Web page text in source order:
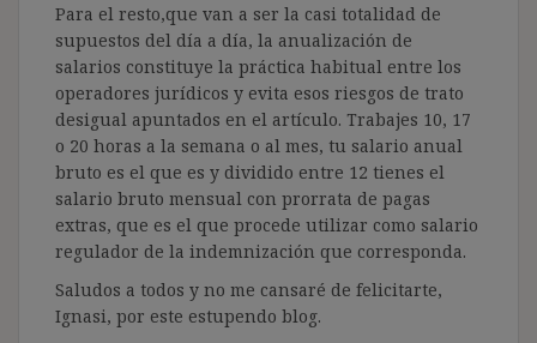
Para el resto,que van a ser la casi totalidad de
supuestos del día a día, la anualización de
salarios constituye la práctica habitual entre los
operadores jurídicos y evita esos riesgos de trato
desigual apuntados en el artículo. Trabajes 10, 17
o 20 horas a la semana o al mes, tu salario anual
bruto es el que es y dividido entre 12 tienes el
salario bruto mensual con prorrata de pagas
extras, que es el que procede utilizar como salario
regulador de la indemnización que corresponda.
Saludos a todos y no me cansaré de felicitarte,
Ignasi, por este estupendo blog.